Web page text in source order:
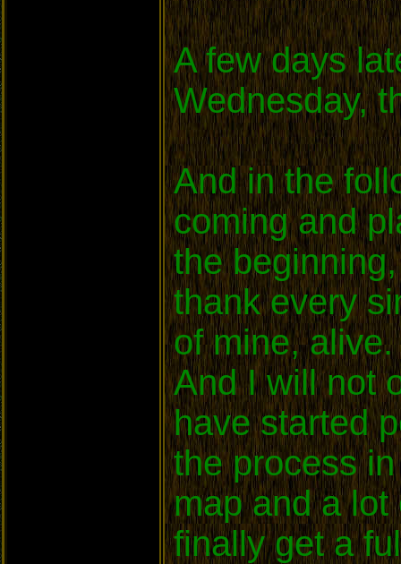
A few days
Wednesday,
And in the
coming and
the
thank every
of mine,
And I will not
have started
the process
map and a lot
finally get a